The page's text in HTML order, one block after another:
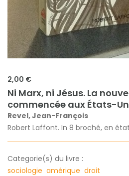
2,00 €
Ni Marx, ni Jésus. La
commencée aux États-
Revel, Jean-François
Robert Laffont. In 8 broché, en
Categorie(s) du livre :
sociologie amérique droit